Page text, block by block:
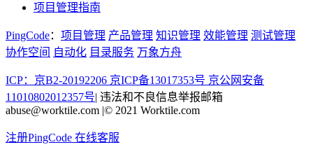
项目管理指南
PingCode： 项目管理 产品管理 知识管理 效能管理 测试管理
协作空间 自动化 目录服务 万象方舟
ICP：京B2-20192206 京ICP备13017353号 京公网安备
11010802012357号| 违法和不良信息举报邮箱
abuse@worktile.com |© 2021 Worktile.com
注册PingCode 在线客服